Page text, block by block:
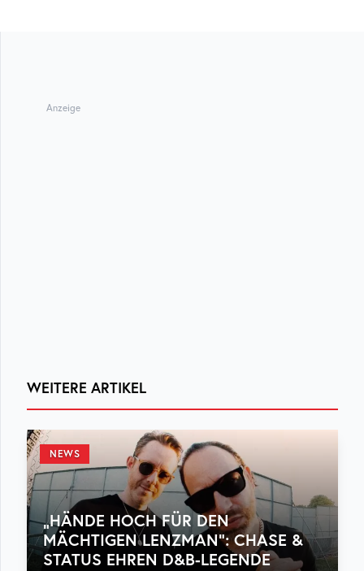
Anzeige
WEITERE ARTIKEL
NEWS
„HÄNDE HOCH FÜR DEN
MÄCHTIGEN LENZMAN“: CHASE &
STATUS EHREN D&B-LEGENDE